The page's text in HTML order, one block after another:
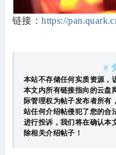
链接：https://
#
本站不存储任何实质资源，
本文内所有链接指向的云盘
际管理权为帖子发布者所有
站任何介绍帖侵犯了您的合
进行投诉，我们将在确认本
除相关介绍帖子！